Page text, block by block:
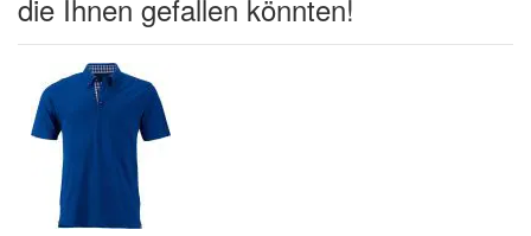
die Ihnen gefallen könnten!